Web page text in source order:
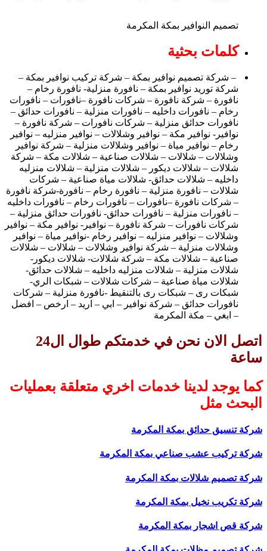
تصميم النوافير بمكة المكرمة
كلمات بحثية
– شركة تصميم نوافير بمكة – شركة تركيب نوافير بمكة –
شركة توريد نوافير بمكة – نافورة منزلية- نافورة رخام –
نافورة – شركة نافورة – شركات نافورة –نافورات – نافورات
رخام – نافورات داخليه – نافورات منزلية – نافورات حدائق –
نافورات حدائق منزلية – شركات نافورات – شركة نافورة –
نوافير- نوافير مكة – نوافير وشلالات – نوافير منزليه – نوافير
رخام – نوافير مياة – نوافير وشلالات منزلية – شركة نوافير
وشلالات – شلالات – شلالات صناعية – شلالات مكة – شركة
شلالات – شلالات ديكور – شلالات منزلية – شلالات منزليه
داخليه – شلالات حدائق- شلالات مياة صناعية – شركات
شلالات – نافورة منزلية – نافورة رخام – نافورة-شركة نافورة
– شركات نافورة –نافورات – نافورات رخام – نافورات داخليه
– نافورات منزلية – نافورات حدائق- نافورات حدائق منزلية –
شركات نافورات – شركة نافورة – نوافير- نوافير مكة – نوافير
وشلالات – نوافير منزليه – نوافير رخام -نوافير مياة – نوافير
وشلالات منزلية – شركة نوافير وشلالات – شلالات – شلالات
صناعية – شلالات مكة – شركة شلالات- شلالات ديكور-
شلالات منزلية – شلالات منزليه داخليه – شلالات حدائق-
شلالات مياة صناعية – شركات شلالات – شبكات الري-
شبكات رى – شبكات رى بالتنقيط -نافورة منزلية – شركات
نافورات حدائق – شركة نوافير – ابي – اريد – ارخص – افضل
– ابغي – مكة المكرمة
اتصل الان نحن في خدمتكم طوال ال24
ساعة
كما يوجد لدينا خدمات اخري متعلقة بعمليات
البحث مثل
شركة تنسيق حدائق بمكة المكرمة
شركة تركيب عشب صناعي بمكة المكرمة
شركة تصميم شلالات بمكة المكرمة
شركة تكريب نخيل بمكة المكرمة
شركة قص اشجار بمكة المكرمة